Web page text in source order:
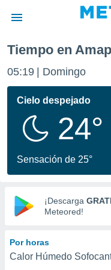
de
ha
calidad.
a este
las
y
digital
basada
Tiempo en
05:19 Domingo
Cielo despejado
24°
Sensación de 25°
¡Descarga
Meteored!
Por horas
Calor Húmedo